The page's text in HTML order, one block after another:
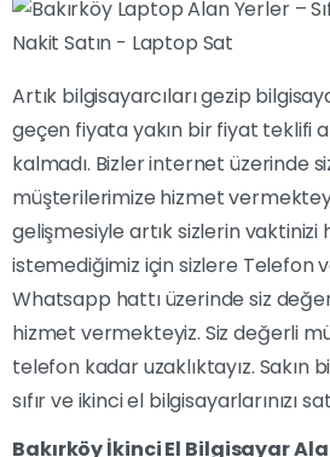
Artık bilgisayarcıları gezip
geçen fiyata yakın bir fiyat teklifi
kalmadı. Bizler internet üzerinde
müşterilerimize hizmet
gelişmesiyle artık sizlerin vaktinizi
istemediğimiz için sizlere Telefon
Whatsapp hattı üzerinde siz
hizmet vermekteyiz. Siz değerli
telefon kadar uzaklıktayız. Sakın
sıfır ve ikinci el bilgisayarlarınızı
Bakırköy İkinci El Bilgisayar